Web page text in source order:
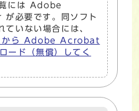
には Adobe
必要です。同ソフト
ていない場合には、
から Adobe Acrobat
ード（無償）してく